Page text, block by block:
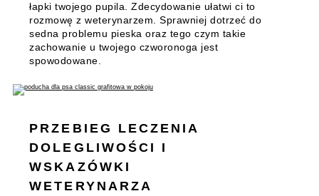
łapki twojego pupila. Zdecydowanie ułatwi ci to
rozmowę z weterynarzem. Sprawniej dotrzeć do
sedna problemu pieska oraz tego czym takie
zachowanie u twojego czworonoga jest
spowodowane.
PRZEBIEG LECZENIA
DOLEGLIWOŚCI I
WSKAZÓWKI
WETERYNARZA